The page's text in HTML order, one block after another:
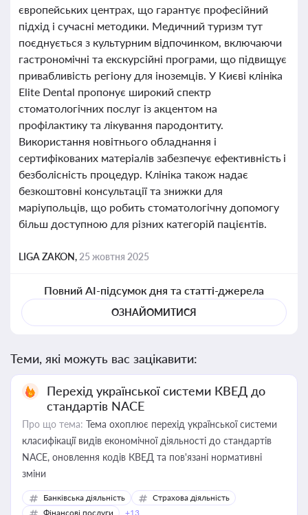
європейських центрах, що гарантує професійний
підхід і сучасні методики. Медичний туризм тут
поєднується з культурним відпочинком, включаючи
гастрономічні та екскурсійні програми, що підвищує
привабливість регіону для іноземців. У Києві клініка
Elite Dental пропонує широкий спектр
стоматологічних послуг із акцентом на
профілактику та лікування пародонтиту.
Використання новітнього обладнання і
сертифікованих матеріалів забезпечує ефективність і
безболісність процедур. Клініка також надає
безкоштовні консультації та знижки для
маріупольців, що робить стоматологічну допомогу
більш доступною для різних категорій пацієнтів.
LIGA ZAKON, 25 жовтня 2025
Повний AI-підсумок дня та статті-джерела
ОЗНАЙОМИТИСЯ
Теми, які можуть вас зацікавити:
Перехід української системи КВЕД до
стандартів NACE
Про що тема: Тема охоплює перехід української системи
класифікації видів економічної діяльності до стандартів
NACE, оновлення кодів КВЕД та пов'язані нормативні
зміни
Банківська діяльність
Страхова діяльність
Фінансові послуги
+13